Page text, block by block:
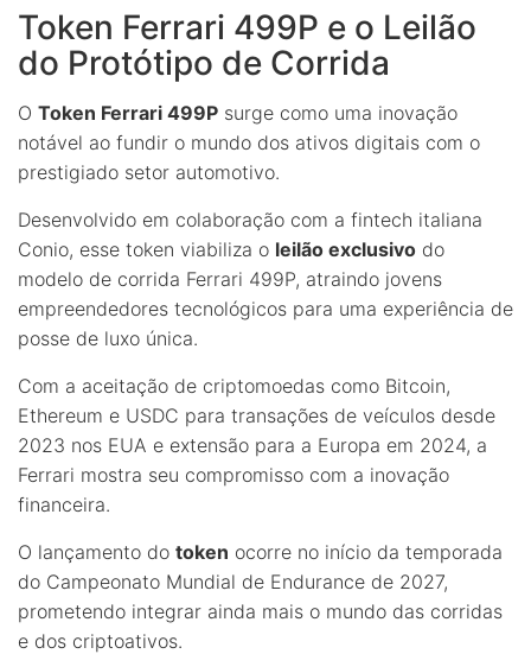
Token Ferrari 499P e o Leilão
do Protótipo de Corrida
O Token Ferrari 499P surge como uma inovação
notável ao fundir o mundo dos ativos digitais com o
prestigiado setor automotivo.
Desenvolvido em colaboração com a fintech italiana
Conio, esse token viabiliza o leilão exclusivo do
modelo de corrida Ferrari 499P, atraindo jovens
empreendedores tecnológicos para uma experiência de
posse de luxo única.
Com a aceitação de criptomoedas como Bitcoin,
Ethereum e USDC para transações de veículos desde
2023 nos EUA e extensão para a Europa em 2024, a
Ferrari mostra seu compromisso com a inovação
financeira.
O lançamento do token ocorre no início da temporada
do Campeonato Mundial de Endurance de 2027,
prometendo integrar ainda mais o mundo das corridas
e dos criptoativos.